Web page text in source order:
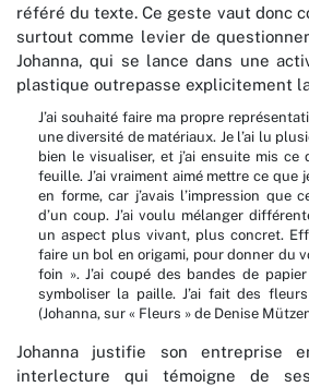
référé du texte. Ce geste vaut donc
surtout comme levier de
Johanna, qui se lance dans une
plastique outrepasse explicitement
J’ai souhaité faire ma propre
une diversité de matériaux. Je l’ai lu
bien le visualiser, et j’ai ensuite mis
feuille. J’ai vraiment aimé mettre ce que
en forme, car j’avais l’impression que
d’un coup. J’ai voulu mélanger
un aspect plus vivant, plus concret.
faire un bol en origami, pour donner du
foin ». J’ai coupé des bandes de
symboliser la paille. J’ai fait des
(Johanna, sur « Fleurs » de Denise
Johanna justifie son entreprise
interlecture qui témoigne de